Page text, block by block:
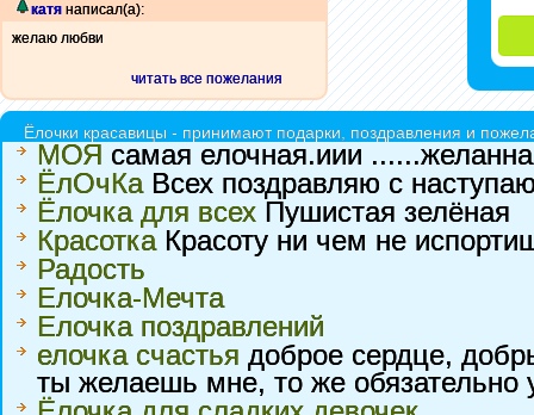
катя написал(а):
желаю любви
читать все пожелания
Ёлочки красавицы - принимают подарки, поздравления и
МОЯ самая елочная.иии
ЁлОчКаВсех поздравляю с
Ёлочка для всех Пушистая зелёная
КрасоткаКрасоту ни чем не
Радость
Елочка-Мечта
Елочка поздравлений
елочка счастья доброе сердце,
ты желаешь мне, то же обязательно